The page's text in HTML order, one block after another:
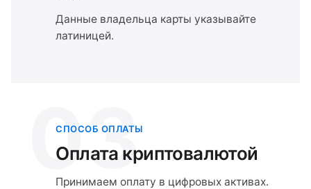
Данные владельца карты указывайте
латиницей.
03
СПОСОБ ОПЛАТЫ
Оплата криптовалютой
Принимаем оплату в цифровых активах.